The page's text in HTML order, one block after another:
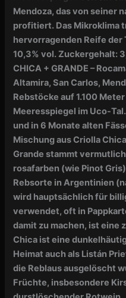
Mendoza, das von seiner
profitiert. Das Mikroklima
hervorragenden Reife der
10,3% vol. Zuckergehalt:
CHICA + GRANDE –
Altamira, San Carlos,
Rebstöcke auf 1.100
Meeresspiegel im Uco-
und in 6 Monate alten
Mischung aus Criolla
Grande stammt
rosafarben (wie Pinot
Rebsorte in Argentinien
wird hauptsächlich für
verwendet, oft in
damit zu machen, ist eine
Chica ist eine
Heimat auch als Listán
die Reblaus ausgelöscht
Früchte, insbesondere